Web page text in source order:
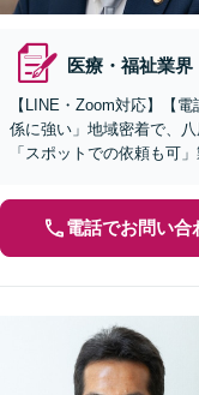
医療・福祉業界
【LINE・Zoom対応】【
係に強い」地域密着で、
「スポットでの依頼も可
電話でお問い合